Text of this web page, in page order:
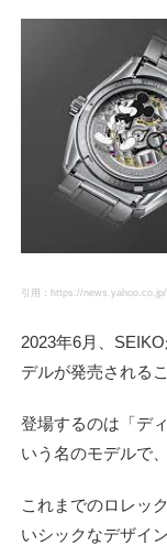
引用：https://
2023年6月、
デルが発売される
登場するのは「デ
いう名のモデルで
これまでのロレッ
いシックなデザイ